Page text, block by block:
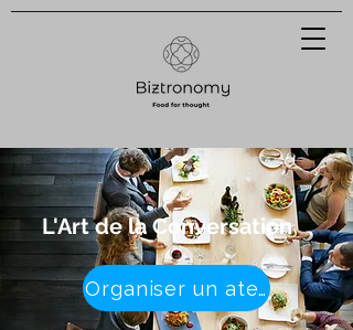
L'Art de la Conversation
Organiser un atelier